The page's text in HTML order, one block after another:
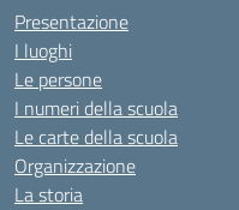
Presentazione
I luoghi
Le persone
I numeri della scuola
Le carte della scuola
Organizzazione
La storia